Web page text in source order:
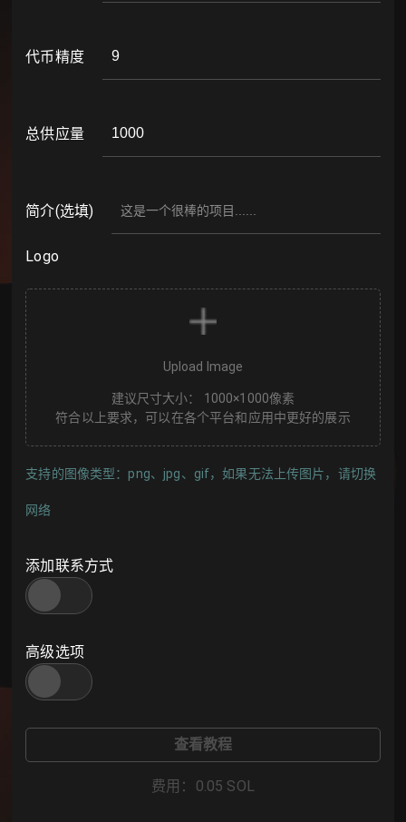
代币精度
总供应量
简介(选填)
Logo
Upload Image
建议尺寸大小： 1000×1000像素
符合以上要求，可以在各个平台和应用中更好的展示
支持的图像类型：png、jpg、gif，如果无法上传图片，请切换
网络
添加联系方式
高级选项
查看教程
费用 ： 0.05 SOL